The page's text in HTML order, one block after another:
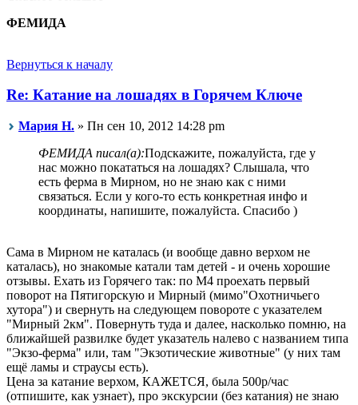
ФЕМИДА
Вернуться к началу
Re: Катание на лошадях в Горячем Ключе
Мария Н. » Пн сен 10, 2012 14:28 pm
ФЕМИДА писал(а):Подскажите, пожалуйста, где у
нас можно покататься на лошадях? Слышала, что
есть ферма в Мирном, но не знаю как с ними
связаться. Если у кого-то есть конкретная инфо и
координаты, напишите, пожалуйста. Спасибо )
Сама в Мирном не каталась (и вообще давно верхом не
каталась), но знакомые катали там детей - и очень хорошие
отзывы. Ехать из Горячего так: по М4 проехать первый
поворот на Пятигорскую и Мирный (мимо"Охотничьего
хутора") и свернуть на следующем повороте с указателем
"Мирный 2км". Повернуть туда и далее, насколько помню, на
ближайшей развилке будет указатель налево с названием типа
"Экзо-ферма" или, там "Экзотические животные" (у них там
ещё ламы и страусы есть).
Цена за катание верхом, КАЖЕТСЯ, была 500р/час
(отпишите, как узнает), про экскурсии (без катания) не знаю